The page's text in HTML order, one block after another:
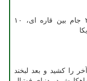
افتخارات باشگاهی: ۲ جام لیبرتادورس، ۲ جام بین قاره ای، ۱۰
را کشید و بعد لبخند